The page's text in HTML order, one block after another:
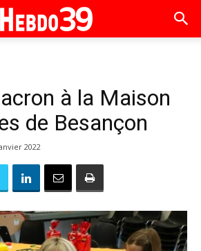
à la Maison
de Besançon
2022